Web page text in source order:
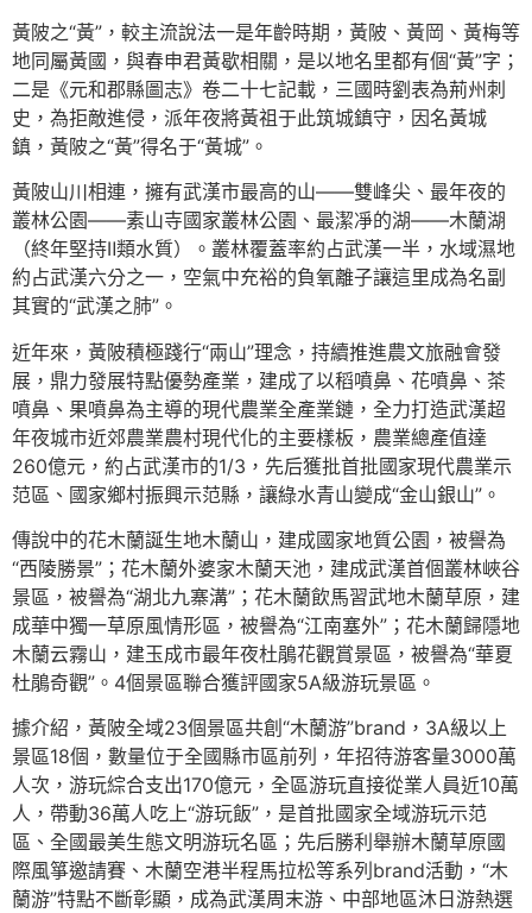
黃陂之“黃”，較主流說法一是年齡時期，黃陂、黃岡、黃梅等
地同屬黃國，與春申君黃歇相關，是以地名里都有個“黃”字；
二是《元和郡縣圖志》卷二十七記載，三國時劉表為荊州刺
史，為拒敵進侵，派年夜將黃祖于此筑城鎮守，因名黃城
鎮，黃陂之“黃”得名于“黃城”。
黃陂山川相連，擁有武漢市最高的山——雙峰尖、最年夜的
叢林公園——素山寺國家叢林公園、最潔凈的湖——木蘭湖
（終年堅持Ⅱ類水質）。叢林覆蓋率約占武漢一半，水域濕地
約占武漢六分之一，空氣中充裕的負氧離子讓這里成為名副
其實的“武漢之肺”。
近年來，黃陂積極踐行“兩山”理念，持續推進農文旅融會發
展，鼎力發展特點優勢產業，建成了以稻噴鼻、花噴鼻、茶
噴鼻、果噴鼻為主導的現代農業全產業鏈，全力打造武漢超
年夜城市近郊農業農村現代化的主要樣板，農業總產值達
260億元，約占武漢市的1/3，先后獲批首批國家現代農業示
范區、國家鄉村振興示范縣，讓綠水青山變成“金山銀山”。
傳說中的花木蘭誕生地木蘭山，建成國家地質公園，被譽為
“西陵勝景”；花木蘭外婆家木蘭天池，建成武漢首個叢林峽谷
景區，被譽為“湖北九寨溝”；花木蘭飲馬習武地木蘭草原，建
成華中獨一草原風情形區，被譽為“江南塞外”；花木蘭歸隱地
木蘭云霧山，建玉成市最年夜杜鵑花觀賞景區，被譽為“華夏
杜鵑奇觀”。4個景區聯合獲評國家5A級游玩景區。
據介紹，黃陂全域23個景區共創“木蘭游”brand，3A級以上
景區18個，數量位于全國縣市區前列，年招待游客量3000萬
人次，游玩綜合支出170億元，全區游玩直接從業人員近10萬
人，帶動36萬人吃上“游玩飯”，是首批國家全域游玩示范
區、全國最美生態文明游玩名區；先后勝利舉辦木蘭草原國
際風箏邀請賽、木蘭空港半程馬拉松等系列brand活動，“木
蘭游”特點不斷彰顯，成為武漢周末游、中部地區沐日游熱選